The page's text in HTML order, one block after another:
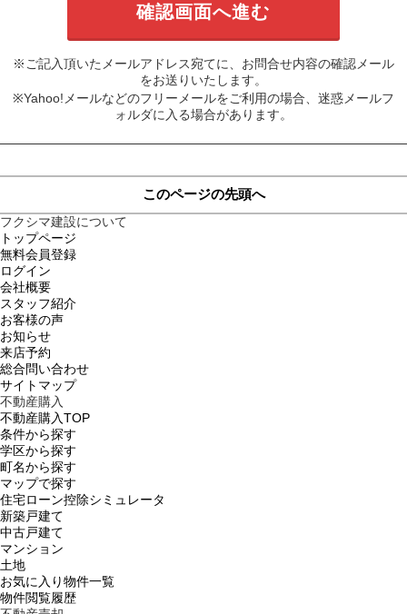
※ご記入頂いたメールアドレス宛てに、お問合せ内容の確認メール
をお送りいたします。
※Yahoo!メールなどのフリーメールをご利用の場合、迷惑メールフ
ォルダに入る場合があります。
このページの先頭へ
フクシマ建設について
トップページ
無料会員登録
ログイン
会社概要
スタッフ紹介
お客様の声
お知らせ
来店予約
総合問い合わせ
サイトマップ
不動産購入
不動産購入TOP
条件から探す
学区から探す
町名から探す
マップで探す
住宅ローン控除シミュレータ
新築戸建て
中古戸建て
マンション
土地
お気に入り物件一覧
物件閲覧履歴